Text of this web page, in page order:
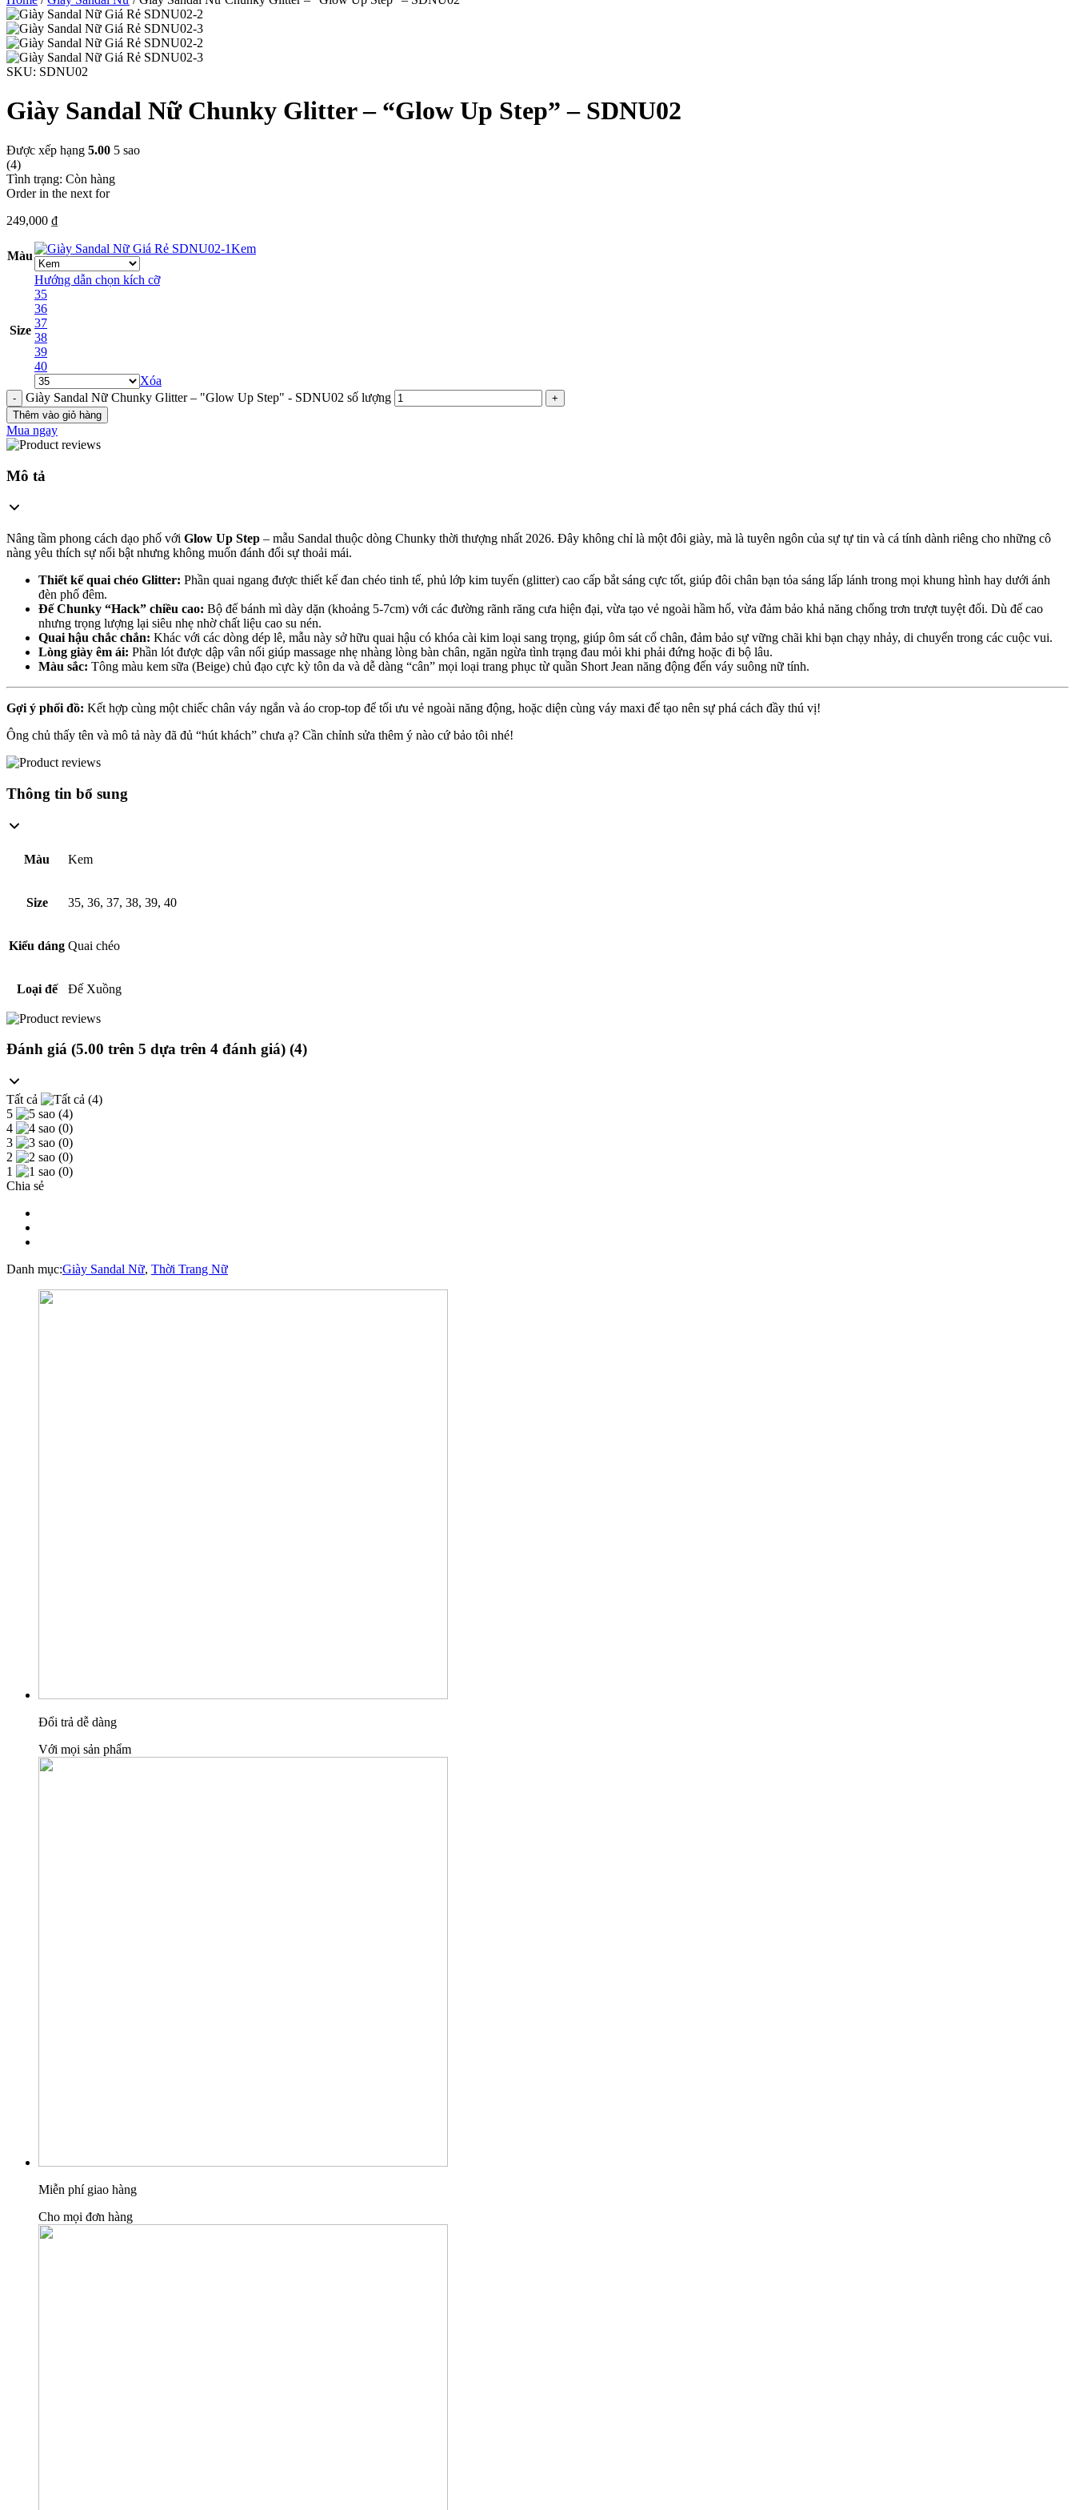
SKU: SDNU02
Giày Sandal Nữ Chunky Glitter – “Glow Up Step” – SDNU02
Được xếp hạng 5.00 5 sao
(4)
Tình trạng: Còn hàng
Order in the next for
249,000 ₫
Màu
Kem
Size
Hướng dẫn chọn kích cỡ
35
36
37
38
39
40
Xóa
Giày Sandal Nữ Chunky Glitter – "Glow Up Step" - SDNU02 số lượng
Thêm vào giỏ hàng
Mua ngay
Mô tả
Nâng tầm phong cách dạo phố với Glow Up Step – mẫu Sandal thuộc dòng Chunky thời thượng nhất 2026. Đây không chỉ là một đôi giày, mà là tuyên ngôn của sự tự tin và cá tính dành riêng cho những cô
nàng yêu thích sự nổi bật nhưng không muốn đánh đổi sự thoải mái.
Thiết kế quai chéo Glitter: Phần quai ngang được thiết kế đan chéo tinh tế, phủ lớp kim tuyến (glitter) cao cấp bắt sáng cực tốt, giúp đôi chân bạn tỏa sáng lấp lánh trong mọi khung hình hay dưới ánh
đèn phố đêm.
Đế Chunky “Hack” chiều cao: Bộ đế bánh mì dày dặn (khoảng 5-7cm) với các đường rãnh răng cưa hiện đại, vừa tạo vẻ ngoài hầm hố, vừa đảm bảo khả năng chống trơn trượt tuyệt đối. Dù đế cao
nhưng trọng lượng lại siêu nhẹ nhờ chất liệu cao su nén.
Quai hậu chắc chắn: Khác với các dòng dép lê, mẫu này sở hữu quai hậu có khóa cài kim loại sang trọng, giúp ôm sát cổ chân, đảm bảo sự vững chãi khi bạn chạy nhảy, di chuyển trong các cuộc vui.
Lòng giày êm ái: Phần lót được dập vân nổi giúp massage nhẹ nhàng lòng bàn chân, ngăn ngừa tình trạng đau mỏi khi phải đứng hoặc đi bộ lâu.
Màu sắc: Tông màu kem sữa (Beige) chủ đạo cực kỳ tôn da và dễ dàng “cân” mọi loại trang phục từ quần Short Jean năng động đến váy suông nữ tính.
Gợi ý phối đồ: Kết hợp cùng một chiếc chân váy ngắn và áo crop-top để tối ưu vẻ ngoài năng động, hoặc diện cùng váy maxi để tạo nên sự phá cách đầy thú vị!
Ông chủ thấy tên và mô tả này đã đủ “hút khách” chưa ạ? Cần chỉnh sửa thêm ý nào cứ bảo tôi nhé!
Thông tin bổ sung
Màu Kem
Size 35, 36, 37, 38, 39, 40
Kiểu dáng Quai chéo
Loại đế Đế Xuồng
Đánh giá (5.00 trên 5 dựa trên 4 đánh giá) (4)
Tất cả
(4)
5
(4)
4
(0)
3
(0)
2
(0)
1
(0)
Chia sẻ
Danh mục:Giày Sandal Nữ, Thời Trang Nữ
Đổi trả dễ dàng
Với mọi sản phẩm
Miễn phí giao hàng
Cho mọi đơn hàng